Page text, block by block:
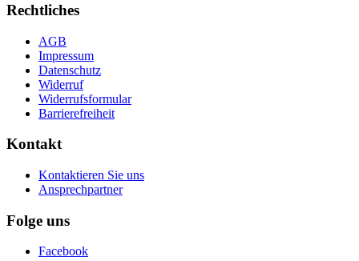
Rechtliches
AGB
Impressum
Datenschutz
Widerruf
Widerrufsformular
Barrierefreiheit
Kontakt
Kontaktieren Sie uns
Ansprechpartner
Folge uns
Facebook